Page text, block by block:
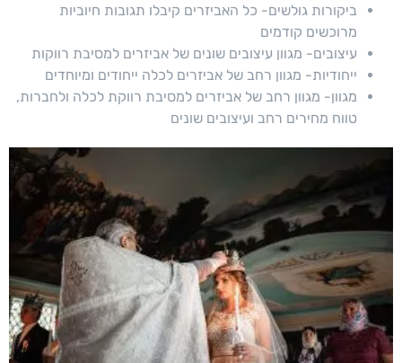
ביקורות גולשים- כל האביזרים קיבלו תגובות חיוביות
מרוכשים קודמים
עיצובים- מגוון עיצובים שונים של אביזרים למסיבת רווקות
ייחודיות- מגוון רחב של אביזרים לכלה ייחודים ומיוחדים
מגוון- מגוון רחב של אביזרים למסיבת רווקת לכלה ולחברות,
טווח מחירים רחב ועיצובים שונים